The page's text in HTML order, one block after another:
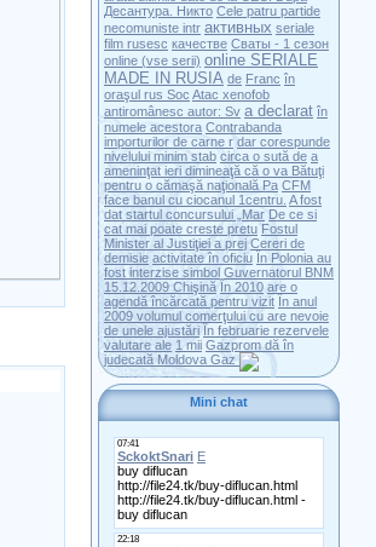
Десантура. Никто Cele patru partide
necomuniste intr активных seriale
film rusesc качестве Сваты - 1 сезон
online (vse serii) online SERIALE
MADE IN RUSIA de Franc în
oraşul rus Soc Atac xenofob
antiromânesc autor: Sv a declarat în
numele acestora Contrabanda
importurilor de carne r dar corespunde
nivelului minim stab circa o sută de a
ameninţat ieri dimineaţă că o va Bătuţi
pentru o cămaşă naţională Pa CFM
face banul cu ciocanul 1centru. A fost
dat startul concursului „Mar De ce si
cat mai poate creste pretu Fostul
Minister al Justiţiei a prej Cereri de
demisie activitate în oficiu În Polonia au
fost interzise simbol Guvernatorul BNM
15.12.2009 Chişină În 2010 are o
agendă încărcată pentru vizit În anul
2009 volumul comerţului cu are nevoie
de unele ajustări În februarie rezervele
valutare ale 1 mii Gazprom dă în
judecată Moldova Gaz
Mini chat